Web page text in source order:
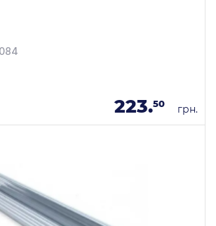
223.50 грн.